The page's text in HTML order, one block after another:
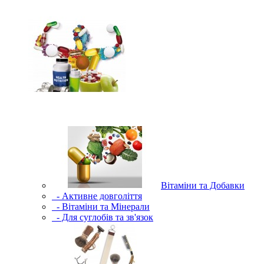
Вітаміни та Добавки
- Активне довголіття
- Вітаміни та Мінерали
- Для суглобів та зв'язок